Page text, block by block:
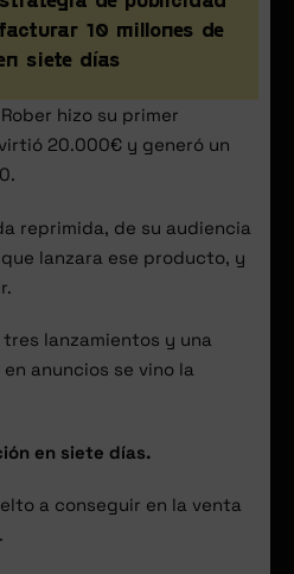
10 millones de
siete días
hizo su primer
20.000€ y generó un
reprimida, de su audiencia
lanzara ese producto, y
lanzamientos y una
anuncios se vino la
en siete días.
a conseguir en la venta